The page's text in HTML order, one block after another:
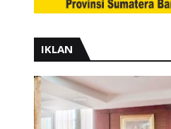
IKLAN